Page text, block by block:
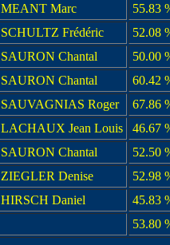
MEANT Marc
55.83
SCHULTZ Frédéric
52.08
SAURON Chantal
50.00
SAURON Chantal
60.42
SAUVAGNIAS Roger
67.86
LACHAUX Jean Louis
46.67
SAURON Chantal
52.50
ZIEGLER Denise
52.98
HIRSCH Daniel
45.83
53.80